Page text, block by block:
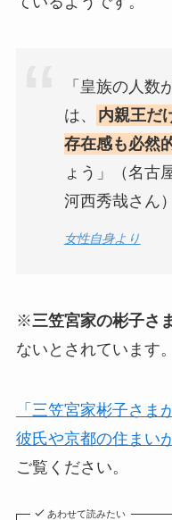
「皇族の人数
は、
内親王だ
存在感も必然
ょう」（名古
河西秀哉さん）
女性自身より
※三笠宮家の彬子さ
ないとされています。
「三笠宮家彬子さま
彼氏や京都の住まい
ご覧ください。
あわせて読みたい